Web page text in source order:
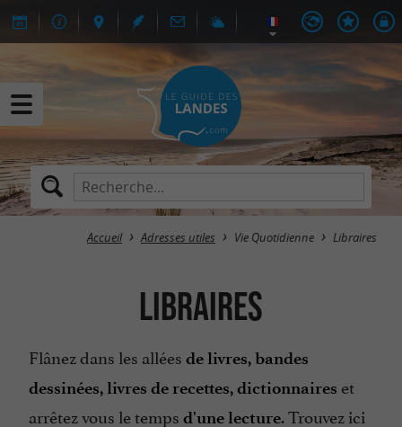
Accueil Adresses utiles Vie Quotidienne Libraires
Libraires
Flânez dans les allées de livres, bandes
dessinées, livres de recettes, dictionnaires et
arrêtez vous le temps d'une lecture. Trouvez ici